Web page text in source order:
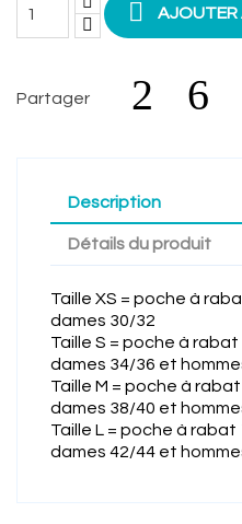
 AJOUTER
Partager
Description
Détails du produit
Taille XS = poche à
dames 30/32
Taille S = poche à
dames 34/36 et
Taille M = poche à
dames 38/40 et
Taille L = poche à rabat
dames 42/44 et